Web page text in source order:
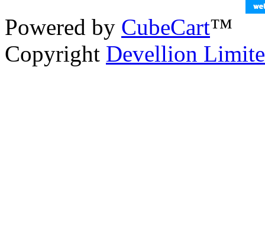
Powered by CubeCart™
Copyright Devellion